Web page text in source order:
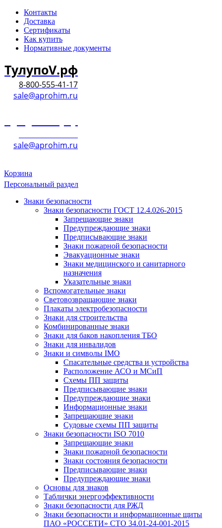
Контакты
Доставка
Сертификаты
Как купить
Нормативные документы
ТулупоV.рф
8-800-555-41-17
sale@aprohim.ru
sale@aprohim.ru
Корзина
Персональный раздел
Знаки безопасности
Знаки безопасности ГОСТ 12.4.026-2015
Запрещающие знаки
Предупреждающие знаки
Предписывающие знаки
Знаки пожарной безопасности
Эвакуационные знаки
Знаки медицинского и санитарного
назначения
Указательные знаки
Вспомогательные знаки
Световозвращающие знаки
Плакаты электробезопасности
Знаки для строительства
Комбинированные знаки
Знаки для баков накопления ТБО
Знаки для инвалидов
Знаки и символы IMO
Спасательные средства и устройства
Расположение АСО и МСиП
Схемы ПП защиты
Предписывающие знаки
Предупреждающие знаки
Информационные знаки
Запрещающие знаки
Судовые схемы ПП защиты
Знаки безопасности ISO 7010
Запрещающие знаки
Знаки пожарной безопасности
Знаки состояния безопасности
Предписывающие знаки
Предупреждающие знаки
Основы для знаков
Таблички энергоэффективности
Знаки безопасности для РЖД
Знаки безопасности и информационные щиты
ПАО «РОССЕТИ» СТО 34.01-24-001-2015